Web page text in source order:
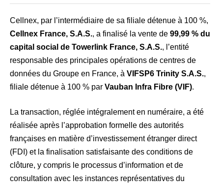
Cellnex, par l’intermédiaire de sa filiale détenue à 100 %,
Cellnex France, S.A.S., a finalisé la vente de 99,99 % du
capital social de Towerlink France, S.A.S., l’entité
responsable des principales opérations de centres de
données du Groupe en France, à VIFSP6 Trinity S.A.S.,
filiale détenue à 100 % par Vauban Infra Fibre (VIF).
La transaction, réglée intégralement en numéraire, a été
réalisée après l’approbation formelle des autorités
françaises en matière d’investissement étranger direct
(FDI) et la finalisation satisfaisante des conditions de
clôture, y compris le processus d’information et de
consultation avec les instances représentatives du